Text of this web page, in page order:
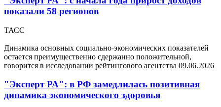
показали 58 регионов
ТАСС
Динамика основных социально-экономических показателей
остается преимущественно сдержанно положительной,
говорится в исследовании рейтингового агентства 09.06.2026
"Эксперт РА": в РФ замедлилась позитивная
динамика экономического здоровья